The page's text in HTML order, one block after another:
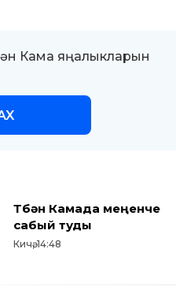
Кама яңалыкларын
Түбән Камада меңенче
сабый туды
Кичә, 14:48